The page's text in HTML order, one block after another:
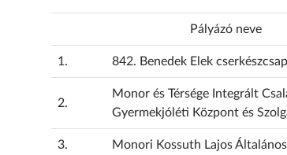
Pályázó neve
1. 842. Benedek Elek
2.
Monor és Térsége Integrált
Gyermekjóléti Központ és
3. Monori Kossuth Lajos